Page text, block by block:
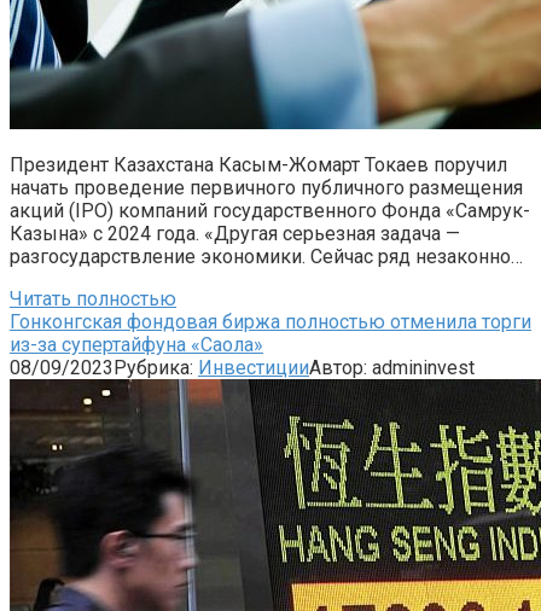
Президент Казахстана Касым-Жомарт Токаев поручил
начать проведение первичного публичного размещения
акций (IPO) компаний государственного Фонда «Самрук-
Казына» с 2024 года. «Другая серьезная задача —
разгосударствление экономики. Сейчас ряд незаконно…
Читать полностью
Гонконгская фондовая биржа полностью отменила торги
из-за супертайфуна «Саола»
08/09/2023Рубрика: ИнвестицииАвтор: admininvest